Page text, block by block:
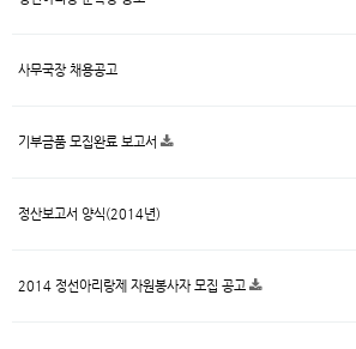
사무국장 채용공고
기부금품 모집완료 보고서
정산보고서 양식(2014년)
2014 정선아리랑제 자원봉사자 모집 공고